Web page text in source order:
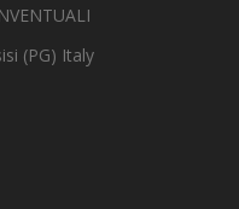
(PG) Italy